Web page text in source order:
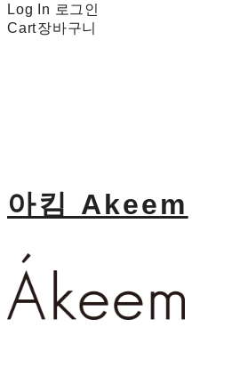
Log In 로그인
Cart장바구니
아킴 Akeem